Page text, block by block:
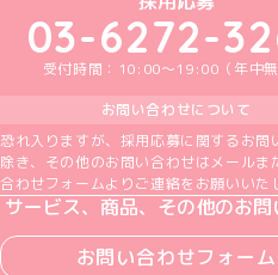
03-6272-
受付時間：10:00～19:00（年中無
お問い合わせについて
恐れ入りますが、採用応募に関するお問
除き、その他のお問い合わせはメールま
合わせフォームよりご連絡をお願いいた
サービス、商品、その他のお問
お問い合わせフォーム